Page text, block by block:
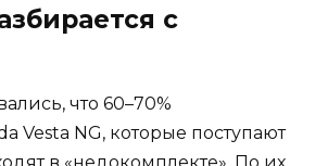
с
что 60–70%
Vesta NG, которые поступают